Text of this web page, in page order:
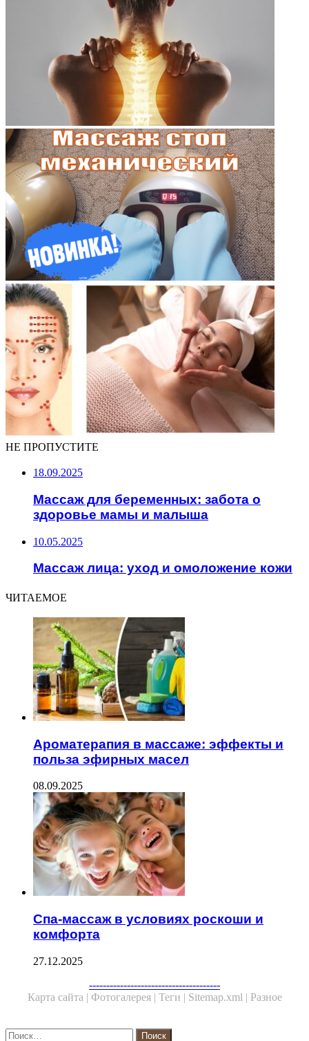
НЕ ПРОПУСТИТЕ
18.09.2025
Массаж для беременных: забота о
здоровье мамы и малыша
10.05.2025
Массаж лица: уход и омоложение кожи
ЧИТАЕМОЕ
Ароматерапия в массаже: эффекты и
польза эфирных масел
08.09.2025
Спа-массаж в условиях роскоши и
комфорта
27.12.2025
--------------------------------------
Карта сайта | Фотогалерея | Теги | Sitemap.xml | Разное
Close
Найти: